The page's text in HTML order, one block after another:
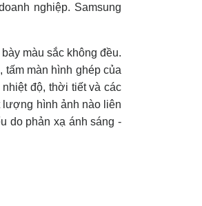
nghiệp. Samsung
màu sắc không đều.
màn hình ghép của
độ, thời tiết và các
lượng hình ảnh nào liên
do phản xạ ánh sáng -